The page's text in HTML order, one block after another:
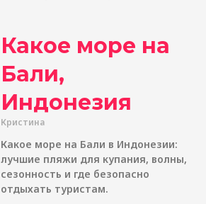
Какое море на
Бали,
Индонезия
Кристина
Какое море на Бали в Индонезии:
лучшие пляжи для купания, волны,
сезонность и где безопасно
отдыхать туристам.